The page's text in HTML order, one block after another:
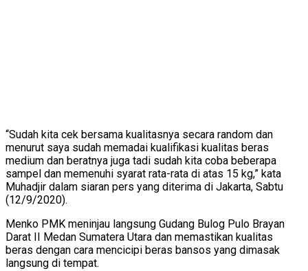
“Sudah kita cek bersama kualitasnya secara random dan
menurut saya sudah memadai kualifikasi kualitas beras
medium dan beratnya juga tadi sudah kita coba beberapa
sampel dan memenuhi syarat rata-rata di atas 15 kg,” kata
Muhadjir dalam siaran pers yang diterima di Jakarta, Sabtu
(12/9/2020).
Menko PMK meninjau langsung Gudang Bulog Pulo Brayan
Darat II Medan Sumatera Utara dan memastikan kualitas
beras dengan cara mencicipi beras bansos yang dimasak
langsung di tempat.